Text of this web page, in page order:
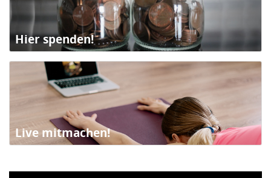
Hier spenden!
Live mitmachen!